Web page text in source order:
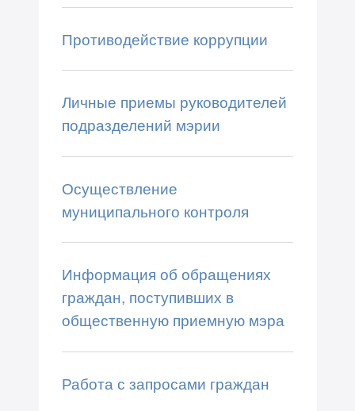
Противодействие коррупции
Личные приемы руководителей
подразделений мэрии
Осуществление
муниципального контроля
Информация об обращениях
граждан, поступивших в
общественную приемную мэра
Работа с запросами граждан